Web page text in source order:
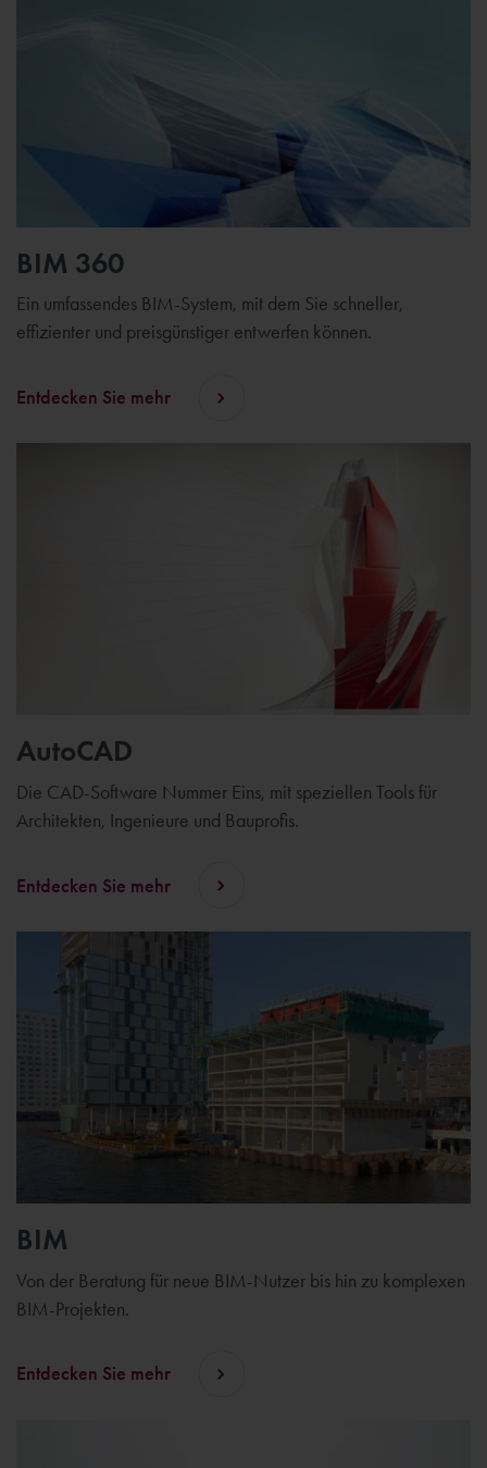
BIM 360
Ein umfassendes BIM-System, mit dem Sie schneller,
effizienter und preisgünstiger entwerfen können.
Entdecken Sie mehr
AutoCAD
Die CAD-Software Nummer Eins, mit speziellen Tools für
Architekten, Ingenieure und Bauprofis.
Entdecken Sie mehr
BIM
Von der Beratung für neue BIM-Nutzer bis hin zu komplexen
BIM-Projekten.
Entdecken Sie mehr